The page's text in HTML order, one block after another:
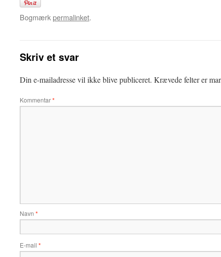
Bogmærkpermalinket.
Skriv et svar
Din e-mailadresse vil ikke blive publiceret. Krævede felter er
Kommentar*
Navn *
E-mail *